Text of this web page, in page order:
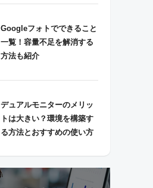
Googleフォトでできること
一覧！容量不足を解消する
方法も紹介
デュアルモニターのメリッ
トは大きい？環境を構築す
る方法とおすすめの使い方